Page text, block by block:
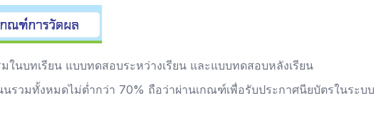
มในบทเรียน แบบทดสอบระหว่างเรียน และแบบทดสอบหลังเรียน
นรวมทั้งหมดไม่ต่ำกว่า 70% ถือว่าผ่านเกณฑ์เพื่อรับประกาศนียบัตรในระบบ